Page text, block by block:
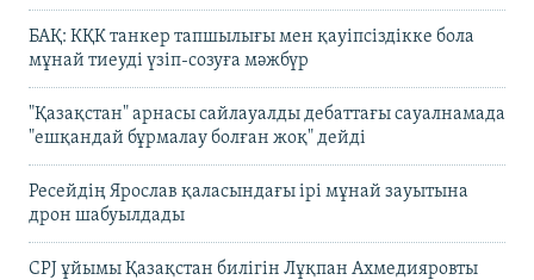
БАҚ: КҚК танкер тапшылығы мен қауіпсіздікке бола
мұнай тиеуді үзіп-созуға мәжбүр
"Қазақстан" арнасы сайлауалды дебаттағы сауалнамада
"ешқандай бұрмалау болған жоқ" дейді
Ресейдің Ярослав қаласындағы ірі мұнай зауытына
дрон шабуылдады
CPJ ұйымы Қазақстан билігін Лұқпан Ахмедияровты